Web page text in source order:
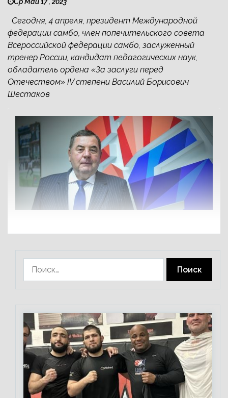
Сегодня, 4 апреля, президент Международной
федерации самбо, член попечительского совета
Всероссийской федерации самбо, заслуженный
тренер России, кандидат педагогических наук,
обладатель ордена «За заслуги перед
Отечеством» IV степени Василий Борисович
Шестаков